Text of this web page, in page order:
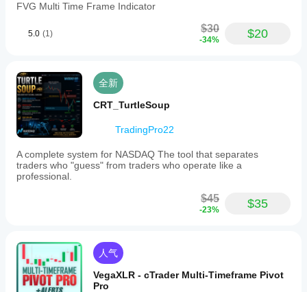
FVG Multi Time Frame Indicator
5.0 (1) $30
-34% $20
全新
CRT_TurtleSoup
TradingPro22
A complete system for NASDAQ The tool that separates
traders who "guess" from traders who operate like a
professional.
$45
-23% $35
人气
VegaXLR - cTrader Multi-Timeframe Pivot
Pro